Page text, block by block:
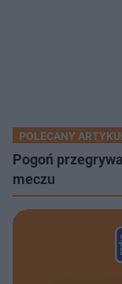
POLECANY
Pogoń
meczu